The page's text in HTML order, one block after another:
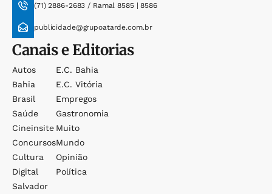
(71) 2886-2683 / Ramal 8585 | 8586
publicidade@grupoatarde.com.br
Canais e Editorias
Autos
Bahia
Brasil
Saúde
Cineinsite
Concursos
Cultura
Digital
Salvador
E.c. Bahia
E.c. Vitória
Empregos
Gastronomia
Muito
Mundo
Opinião
Política